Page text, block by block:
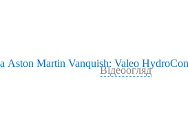
Відеоогляд